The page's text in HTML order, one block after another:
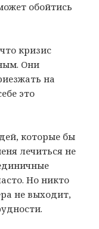
обойтись
кризис
Они
на
это
которые бы
лечиться не
Но никто
не выходит,